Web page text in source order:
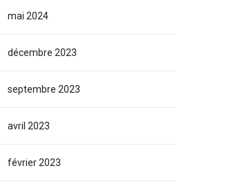
mai 2024
décembre 2023
septembre 2023
avril 2023
février 2023